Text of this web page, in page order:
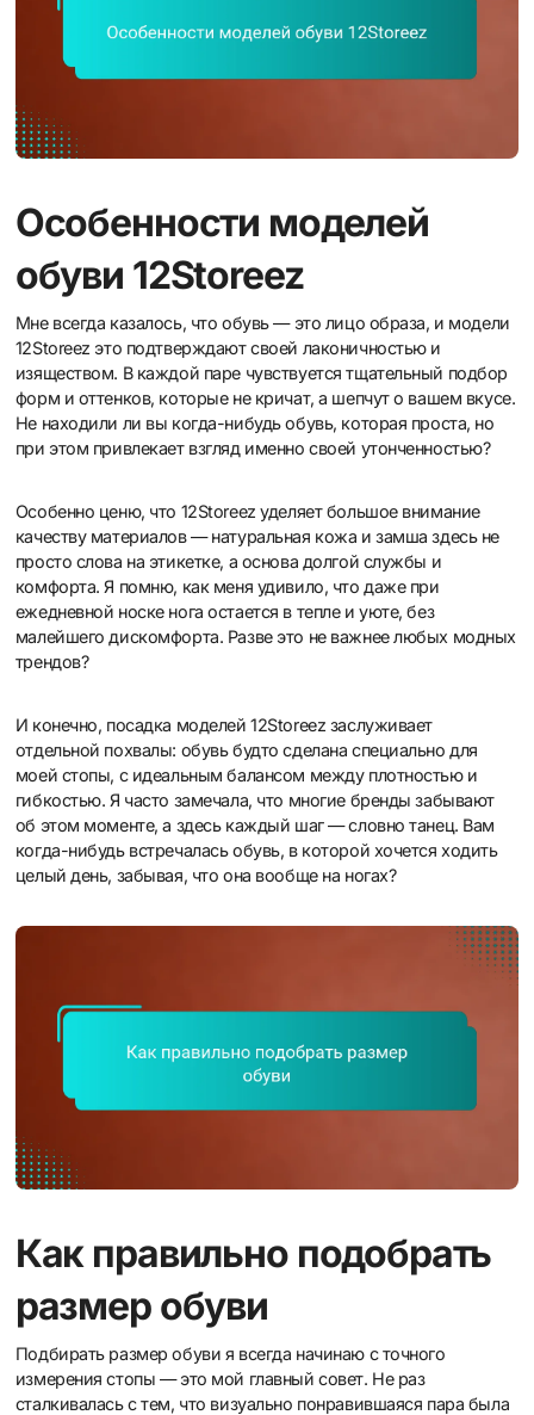
Особенности моделей
обуви 12Storeez
Мне всегда казалось, что обувь — это лицо образа, и модели
12Storeez это подтверждают своей лаконичностью и
изяществом. В каждой паре чувствуется тщательный подбор
форм и оттенков, которые не кричат, а шепчут о вашем вкусе.
Не находили ли вы когда-нибудь обувь, которая проста, но
при этом привлекает взгляд именно своей утонченностью?
Особенно ценю, что 12Storeez уделяет большое внимание
качеству материалов — натуральная кожа и замша здесь не
просто слова на этикетке, а основа долгой службы и
комфорта. Я помню, как меня удивило, что даже при
ежедневной носке нога остается в тепле и уюте, без
малейшего дискомфорта. Разве это не важнее любых модных
трендов?
И конечно, посадка моделей 12Storeez заслуживает
отдельной похвалы: обувь будто сделана специально для
моей стопы, с идеальным балансом между плотностью и
гибкостью. Я часто замечала, что многие бренды забывают
об этом моменте, а здесь каждый шаг — словно танец. Вам
когда-нибудь встречалась обувь, в которой хочется ходить
целый день, забывая, что она вообще на ногах?
Как правильно подобрать
размер обуви
Подбирать размер обуви я всегда начинаю с точного
измерения стопы — это мой главный совет. Не раз
сталкивалась с тем, что визуально понравившаяся пара была